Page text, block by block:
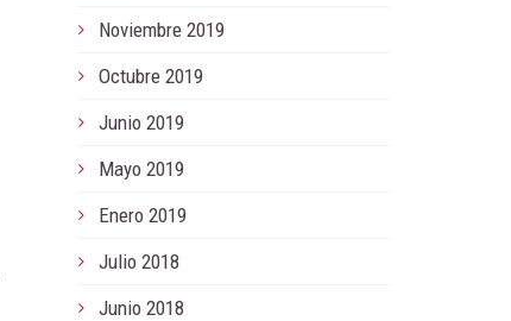
Noviembre 2019
Octubre 2019
Junio 2019
Mayo 2019
Enero 2019
Julio 2018
Junio 2018